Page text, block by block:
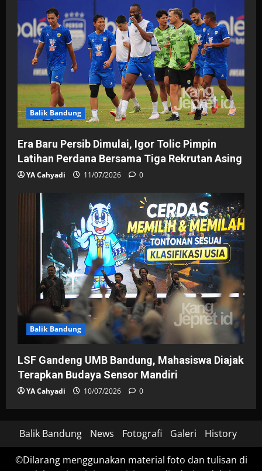
Balik Bandung
Era Baru Persib Dimulai, Igor Tolic Pimpin
Latihan Perdana Bersama Tiga Rekrutan Asing
YA Cahyadi 11/07/2026 0
Balik Bandung
LSF Gandeng UMB Bandung, Mahasiswa Diajak
Terapkan Budaya Sensor Mandiri
YA Cahyadi 10/07/2026 0
Balik Bandung News Fotografi Galeri History
©Dilarang menggunakan material foto dan tulisan di